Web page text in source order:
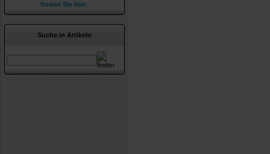
finden Sie hier
Suche in Artikeln